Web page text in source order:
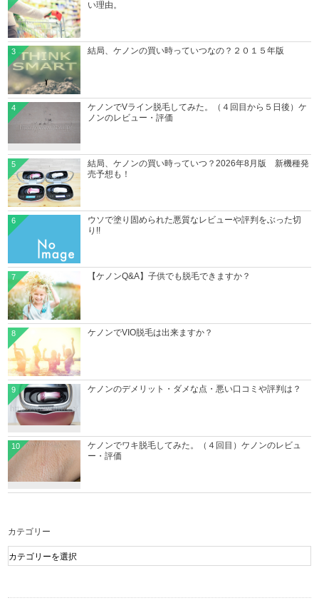
い理由。
結局、ケノンの買い時っていつなの？２０１５年版
3
ケノンでVライン脱毛してみた。（４回目から５日後）ケ
ノンのレビュー・評価
4
結局、ケノンの買い時っていつ？2026年8月版 新機種発
売予想も！
5
ウソで塗り固められた悪質なレビューや評判をぶった切
り!!
6
【ケノンQ&A】子供でも脱毛できますか？
7
ケノンでVIO脱毛は出来ますか？
8
ケノンのデメリット・ダメな点・悪い口コミや評判は？
9
ケノンでワキ脱毛してみた。（４回目）ケノンのレビュ
ー・評価
10
カテゴリー